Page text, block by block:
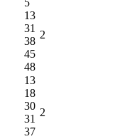
13
31
38
45
48
2
13
18
30
31
37
2